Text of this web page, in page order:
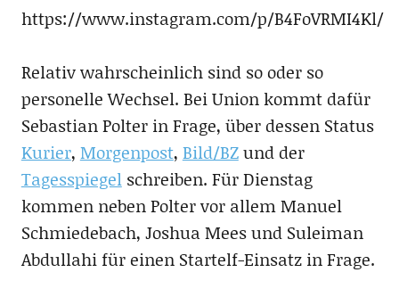
https://www.instagram.com/p/B4FoVRMI4Kl/
Relativ wahrscheinlich sind so oder so
personelle Wechsel. Bei Union kommt dafür
Sebastian Polter in Frage, über dessen Status
Kurier, Morgenpost, Bild/BZund der
Tagesspiegelschreiben. Für Dienstag
kommen neben Polter vor allem Manuel
Schmiedebach, Joshua Mees und Suleiman
Abdullahi für einen Startelf-Einsatz in Frage.